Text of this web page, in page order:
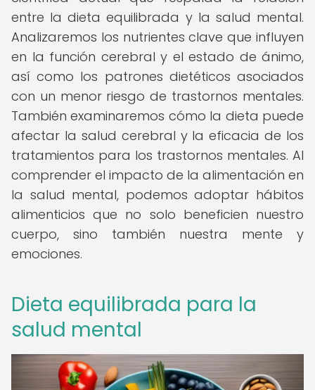
entre la dieta equilibrada y la salud mental.
Analizaremos los nutrientes clave que influyen
en la función cerebral y el estado de ánimo,
así como los patrones dietéticos asociados
con un menor riesgo de trastornos mentales.
También examinaremos cómo la dieta puede
afectar la salud cerebral y la eficacia de los
tratamientos para los trastornos mentales. Al
comprender el impacto de la alimentación en
la salud mental, podemos adoptar hábitos
alimenticios que no solo beneficien nuestro
cuerpo, sino también nuestra mente y
emociones.
Dieta equilibrada para la
salud mental